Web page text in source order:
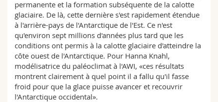
permanente et la formation subséquente de la calotte
glaciaire. De là, cette dernière s'est rapidement étendue
à l'arrière-pays de l'Antarctique de l'Est. Ce n'est
qu'environ sept millions d'années plus tard que les
conditions ont permis à la calotte glaciaire d'atteindre la
côte ouest de l'Antarctique. Pour Hanna Knahl,
modélisatrice du paléoclimat à l'AWI, «ces résultats
montrent clairement à quel point il a fallu qu'il fasse
froid pour que la glace puisse avancer et recouvrir
l'Antarctique occidental».